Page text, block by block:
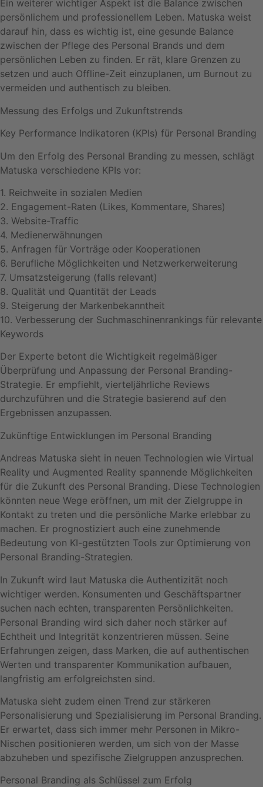
Ein weiterer wichtiger Aspekt ist die Balance zwischen
persönlichem und professionellem Leben. Matuska weist
darauf hin, dass es wichtig ist, eine gesunde Balance
zwischen der Pflege des Personal Brands und dem
persönlichen Leben zu finden. Er rät, klare Grenzen zu
setzen und auch Offline-Zeit einzuplanen, um Burnout zu
vermeiden und authentisch zu bleiben.
Messung des Erfolgs und Zukunftstrends
Key Performance Indikatoren (KPIs) für Personal Branding
Um den Erfolg des Personal Branding zu messen, schlägt
Matuska verschiedene KPIs vor:
1. Reichweite in sozialen Medien
2. Engagement-Raten (Likes, Kommentare, Shares)
3. Website-Traffic
4. Medienerwähnungen
5. Anfragen für Vorträge oder Kooperationen
6. Berufliche Möglichkeiten und Netzwerkerweiterung
7. Umsatzsteigerung (falls relevant)
8. Qualität und Quantität der Leads
9. Steigerung der Markenbekanntheit
10. Verbesserung der Suchmaschinenrankings für relevante
Keywords
Der Experte betont die Wichtigkeit regelmäßiger
Überprüfung und Anpassung der Personal Branding-
Strategie. Er empfiehlt, vierteljährliche Reviews
durchzuführen und die Strategie basierend auf den
Ergebnissen anzupassen.
Zukünftige Entwicklungen im Personal Branding
Andreas Matuska sieht in neuen Technologien wie Virtual
Reality und Augmented Reality spannende Möglichkeiten
für die Zukunft des Personal Branding. Diese Technologien
könnten neue Wege eröffnen, um mit der Zielgruppe in
Kontakt zu treten und die persönliche Marke erlebbar zu
machen. Er prognostiziert auch eine zunehmende
Bedeutung von KI-gestützten Tools zur Optimierung von
Personal Branding-Strategien.
In Zukunft wird laut Matuska die Authentizität noch
wichtiger werden. Konsumenten und Geschäftspartner
suchen nach echten, transparenten Persönlichkeiten.
Personal Branding wird sich daher noch stärker auf
Echtheit und Integrität konzentrieren müssen. Seine
Erfahrungen zeigen, dass Marken, die auf authentischen
Werten und transparenter Kommunikation aufbauen,
langfristig am erfolgreichsten sind.
Matuska sieht zudem einen Trend zur stärkeren
Personalisierung und Spezialisierung im Personal Branding.
Er erwartet, dass sich immer mehr Personen in Mikro-
Nischen positionieren werden, um sich von der Masse
abzuheben und spezifische Zielgruppen anzusprechen.
Personal Branding als Schlüssel zum Erfolg